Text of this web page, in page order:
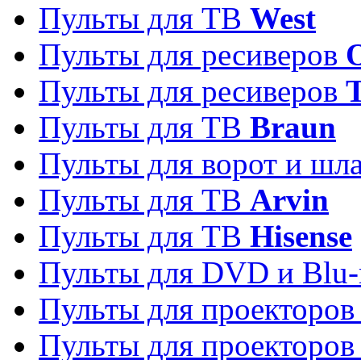
Пульты для ТВ West
Пульты для ресиверов
Пульты для ресиверов
Пульты для ТВ Braun
Пульты для ворот и
Пульты для ТВ Arvin
Пульты для ТВ Hisense
Пульты для DVD и
Пульты для
Пульты для